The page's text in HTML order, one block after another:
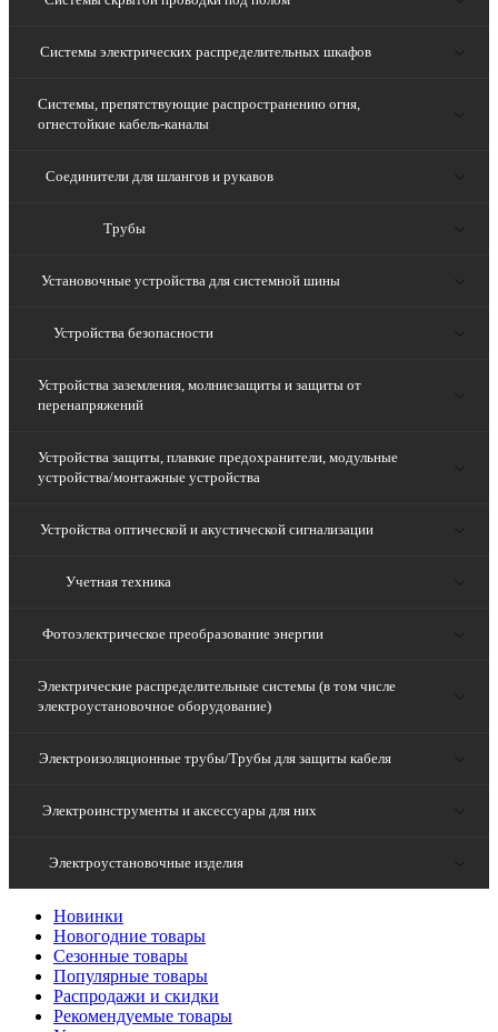
Системы электрических распределительных шкафов
Системы, препятствующие распространению огня,
огнестойкие кабель-каналы
Соединители для шлангов и рукавов
Трубы
Установочные устройства для системной шины
Устройства безопасности
Устройства заземления, молниезащиты и защиты от
перенапряжений
Устройства защиты, плавкие предохранители, модульные
устройства/монтажные устройства
Устройства оптической и акустической сигнализации
Учетная техника
Фотоэлектрическое преобразование энергии
Электрические распределительные системы (в том числе
электроустановочное оборудование)
Электроизоляционные трубы/Трубы для защиты кабеля
Электроинструменты и аксессуары для них
Электроустановочные изделия
Новинки
Новогодние товары
Сезонные товары
Популярные товары
Распродажи и скидки
Рекомендуемые товары